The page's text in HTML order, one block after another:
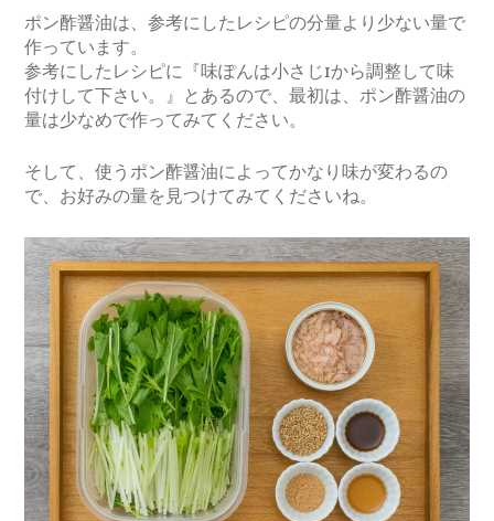
ポン酢醤油は、参考にしたレシピの分量より少ない量で
作っています。
参考にしたレシピに『味ぽんは小さじ1から調整して味
付けして下さい。』とあるので、最初は、ポン酢醤油の
量は少なめで作ってみてください。
そして、使うポン酢醤油によってかなり味が変わるの
で、お好みの量を見つけてみてくださいね。